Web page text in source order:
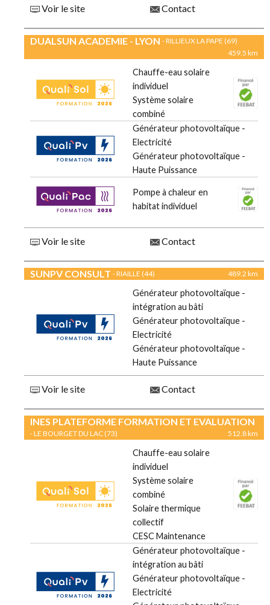
Voir le site Contact
DUALSUN ACADEMIE - LYON - RILLIEUX LA PAPE (69)
459.5 km
Chauffe-eau solaire
individuel
Système solaire
combiné
Générateur photovoltaïque -
Electricité
Générateur photovoltaïque -
Haute Puissance
Pompe à chaleur en
habitat individuel
Voir le site Contact
SUNPV CONSULT - RIAILLE (44) 489.2 km
Générateur photovoltaïque -
intégration au bâti
Générateur photovoltaïque -
Electricité
Générateur photovoltaïque -
Haute Puissance
Voir le site Contact
INES PLATEFORME FORMATION ET EVALUATION
- LE BOURGET DU LAC (73) 512.8 km
Chauffe-eau solaire
individuel
Système solaire
combiné
Solaire thermique
collectif
CESC Maintenance
Générateur photovoltaïque -
intégration au bâti
Générateur photovoltaïque -
Electricité